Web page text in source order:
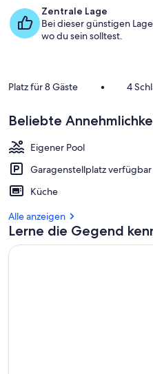
Zentrale Lage
Bei dieser günstigen
wo du sein solltest.
Platz für 8 Gäste • 4
Beliebte
Eigener Pool
Garagenstellplatz verfügbar
Küche
Alle anzeigen
Lerne die Gegend